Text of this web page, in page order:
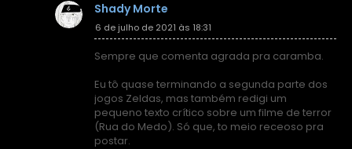
Shady Morte
6 de julho de 2021 às 18:31
Sempre que comenta agrada pra caramba.
Eu tô quase terminando a segunda parte dos
jogos Zeldas, mas também redigi um
pequeno texto crítico sobre um filme de terror
(Rua do Medo). Só que, to meio receoso pra
postar.